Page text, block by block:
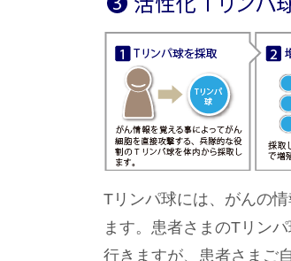
Tリンパ球には、がんの
ます。患者さまのTリン
行きますが、患者さまご